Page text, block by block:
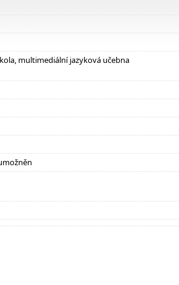
multimediální jazyková učebna